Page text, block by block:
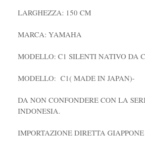
LARGHEZZA: 150 CM
MARCA: YAMAHA
MODELLO: C1 SILENTI NATIVO DA
MODELLO: C1( MADE IN JAPAN)-
DA NON CONFONDERE CON LA
INDONESIA.
IMPORTAZIONE DIRETTA GIAPPONE